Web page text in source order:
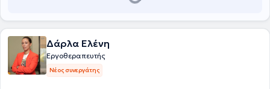
Δάρλα Ελένη
Εργοθεραπευτής
Νέος συνεργάτης